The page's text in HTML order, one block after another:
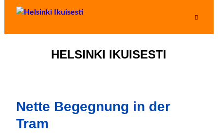
HELSINKI IKUISESTI
Nette Begegnung in der
Tram